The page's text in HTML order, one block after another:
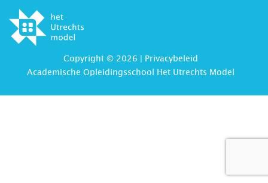
Copyright © 2026 | Privacybeleid
Academische Opleidingsschool Het Utrechts Model